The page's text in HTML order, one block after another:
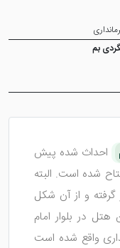
بم
احداث شده پیش
می باشد که در سال 1346 افتتاح شده است. البته
قرار گرفته و از آن شکل
در بلوار امام
فرمانداری واقع شده است